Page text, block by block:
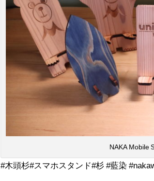
NAKA
#木頭杉#スマホスタンド#杉 #藍染